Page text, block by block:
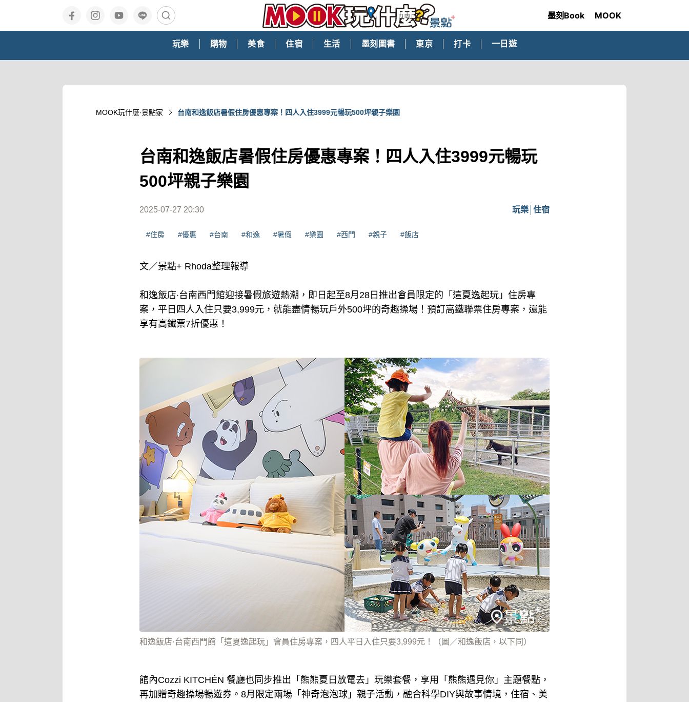
墨刻Book MOOK
玩樂 購物 美食 住宿 生活 墨刻圖書 東京 打卡 一日遊
MOOK玩什麼‧景點家 台南和逸飯店暑假住房優惠專案！四人入住3999元暢玩500坪親子樂園
台南和逸飯店暑假住房優惠專案！四人入住3999元暢玩
500坪親子樂園
2025-07-27 20:30 玩樂 住宿
#住房 #優惠 #台南 #和逸 #暑假 #樂園 #西門 #親子 #飯店
文／景點+ Rhoda整理報導
和逸飯店‧台南西門館迎接暑假旅遊熱潮，即日起至8月28日推出會員限定的「這夏逸起玩」住房專
案，平日四人入住只要3,999元，就能盡情暢玩戶外500坪的奇趣操場！預訂高鐵聯票住房專案，還能
享有高鐵票7折優惠！
和逸飯店·台南西門館「這夏逸起玩」會員住房專案，四人平日入住只要3,999元！（圖／和逸飯店，以下同）
館內Cozzi KITCHÉN 餐廳也同步推出「熊熊夏日放電去」玩樂套餐，享用「熊熊遇見你」主題餐點，
再加贈奇趣操場暢遊券。8月限定兩場「神奇泡泡球」親子活動，融合科學DIY與故事情境，住宿、美